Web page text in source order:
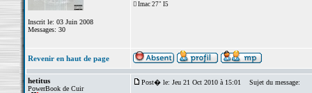
Inscrit le: 03 Juin 2008
Messages: 30
 Imac 27" I5
Revenir en haut de page
hetitus
PowerBook de Cuir
Post� le: Jeu 21 Oct 2010 à 15:01 Sujet du message: